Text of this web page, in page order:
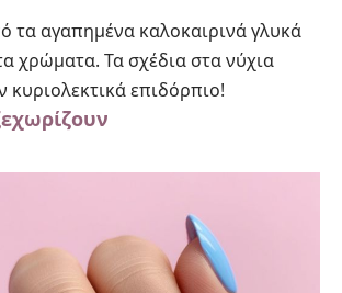
τα αγαπημένα καλοκαιρινά γλυκά
χρώματα. Τα σχέδια στα νύχια
κυριολεκτικά επιδόρπιο!